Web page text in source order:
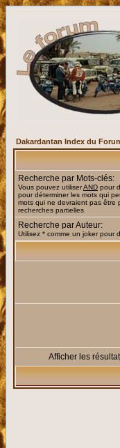
Dakardantan Index du
Recherche par Mots-clés:
Vous pouvez utiliserAND pour
pour déterminer les mots qui
mots qui ne devraient pas être
recherches partielles
Recherche par Auteur:
Utilisez * comme un joker pour
Afficher les